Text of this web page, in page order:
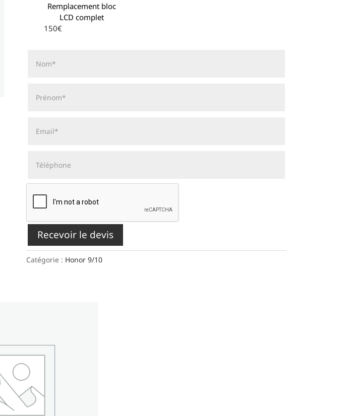
Remplacement bloc
LCD complet
150€
Recevoir le devis
Catégorie : Honor 9/10